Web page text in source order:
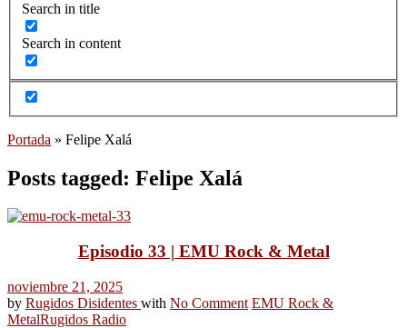
Search in title
Search in content
Portada » Felipe Xalá
Posts tagged: Felipe Xalá
Episodio 33 | EMU Rock & Metal
noviembre 21, 2025
by Rugidos Disidentes with No Comment EMU Rock &
MetalRugidos Radio